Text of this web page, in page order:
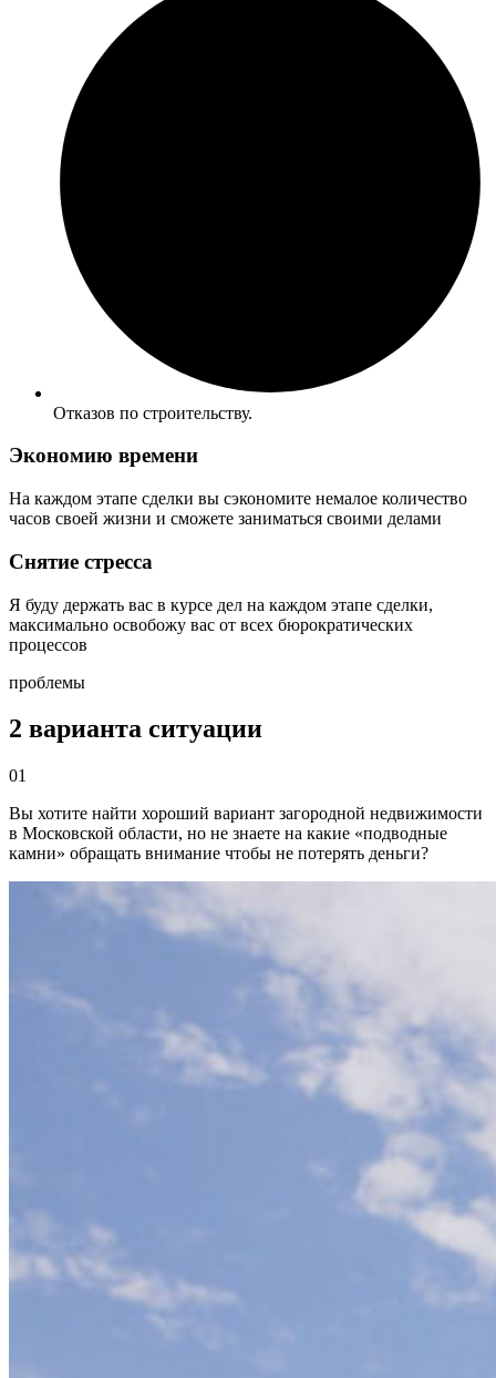
Отказов по строительству.
Экономию времени
На каждом этапе сделки вы сэкономите немалое количество
часов своей жизни и сможете заниматься своими делами
Снятие стресса
Я буду держать вас в курсе дел на каждом этапе сделки,
максимально освобожу вас от всех бюрократических
процессов
проблемы
2 варианта ситуации
01
Вы хотите найти хороший вариант загородной недвижимости
в Московской области, но не знаете на какие «подводные
камни» обращать внимание чтобы не потерять деньги?